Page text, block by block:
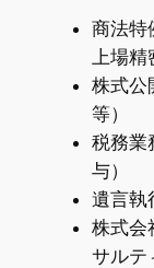
商法特
上場
株式公
等）
税務業
与）
遺言執
株式会
サルテ